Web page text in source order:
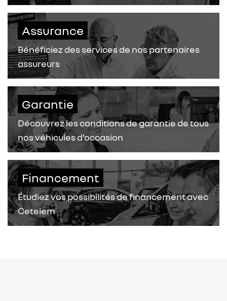
Assurance
Bénéficiez des services de nos partenaires
assureurs
Garantie
Découvrez les conditions de garantie de tous
nos véhicules d'occasion
Financement
Étudiez vos possibilités de financement avec
Cetelem